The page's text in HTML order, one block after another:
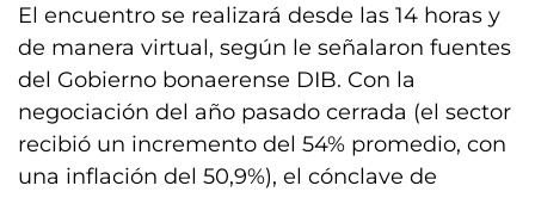
El encuentro se realizará desde las 14 horas y
de manera virtual, según le señalaron fuentes
del Gobierno bonaerense DIB. Con la
negociación del año pasado cerrada (el sector
recibió un incremento del 54% promedio, con
una inflación del 50,9%), el cónclave de